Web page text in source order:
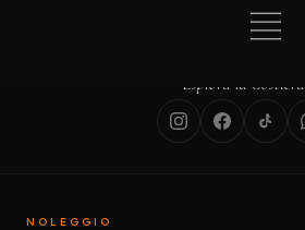
Esplora la Costiera
NOLEGGIO